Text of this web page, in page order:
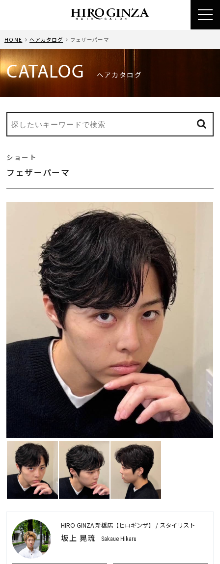
HOME ヘアカタログ フェザーパーマ
CATALOG ヘアカタログ
ショート
フェザーパーマ
HIRO GINZA 新橋店【ヒロギンザ】 / スタイリスト
坂上 晃琉 Sakaue Hikaru